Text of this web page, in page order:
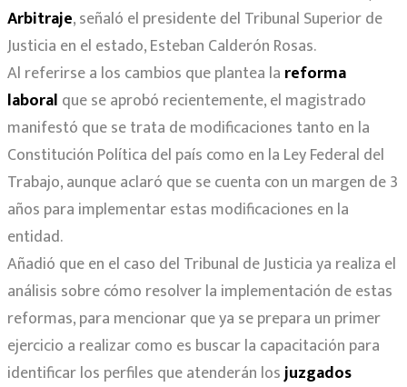
Arbitraje, señaló el presidente del Tribunal Superior de
Justicia en el estado, Esteban Calderón Rosas.
Al referirse a los cambios que plantea la reforma
laboral que se aprobó recientemente, el magistrado
manifestó que se trata de modificaciones tanto en la
Constitución Política del país como en la Ley Federal del
Trabajo, aunque aclaró que se cuenta con un margen de 3
años para implementar estas modificaciones en la
entidad.
Añadió que en el caso del Tribunal de Justicia ya realiza el
análisis sobre cómo resolver la implementación de estas
reformas, para mencionar que ya se prepara un primer
ejercicio a realizar como es buscar la capacitación para
identificar los perfiles que atenderán losjuzgados